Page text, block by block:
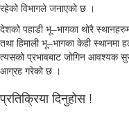
रहेको विभागले जनाएको छ ।
देशको पहाडी भू–भागका थोरै
तथा हिमाली भू–भागका केही स्थानमा
त्यसको प्रभावबाट जोगिन आवश्यक
आग्रह गरेको छ ।
प्रतिक्रिया दिनुहोस !